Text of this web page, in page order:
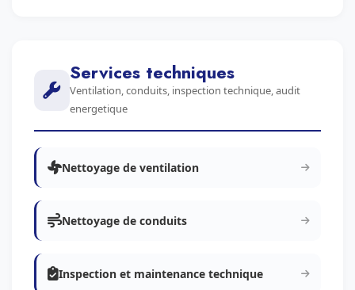
Services techniques
Ventilation, conduits, inspection technique, audit
energetique
Nettoyage de ventilation
Nettoyage de conduits
Inspection et maintenance technique